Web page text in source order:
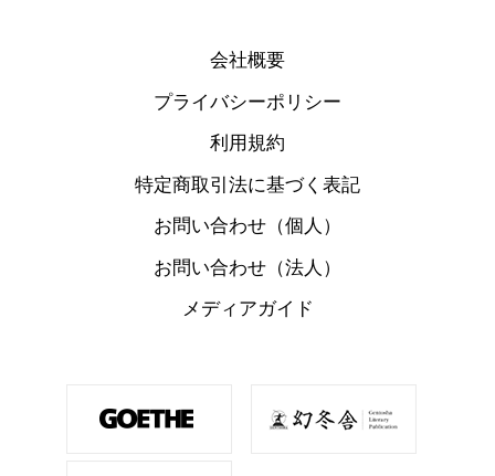
会社概要
プライバシーポリシー
利用規約
特定商取引法に基づく表記
お問い合わせ（個人）
お問い合わせ（法人）
メディアガイド